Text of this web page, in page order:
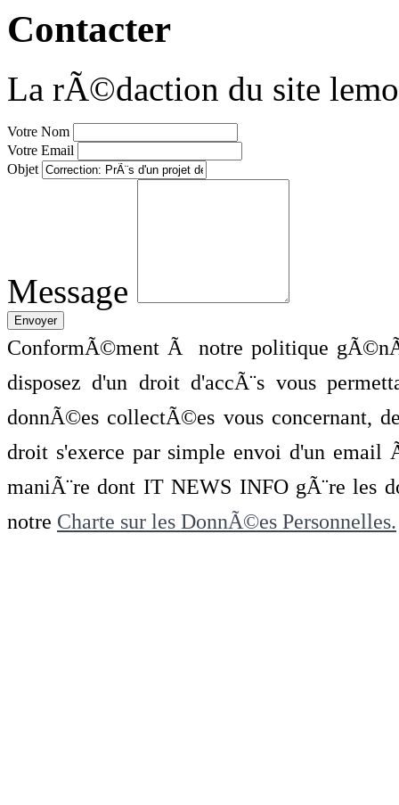
Contacter
La rÃ©daction du site
Votre Nom
Votre Email
Objet
Message
ConformÃ©ment Ã notre politique
disposez d'un droit d'accÃ¨s vous
donnÃ©es collectÃ©es vous concernant,
droit s'exerce par simple envoi d'un
maniÃ¨re dont IT NEWS INFO gÃ¨re les
notre Charte sur les DonnÃ©es Personnelles.